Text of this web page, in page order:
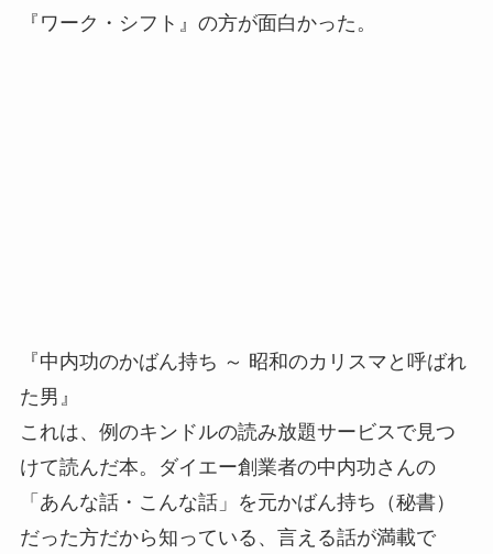
『ワーク・シフト』の方が面白かった。
『中内功のかばん持ち ～ 昭和のカリスマと呼ばれ
た男』
これは、例のキンドルの読み放題サービスで見つ
けて読んだ本。ダイエー創業者の中内功さんの
「あんな話・こんな話」を元かばん持ち（秘書）
だった方だから知っている、言える話が満載で